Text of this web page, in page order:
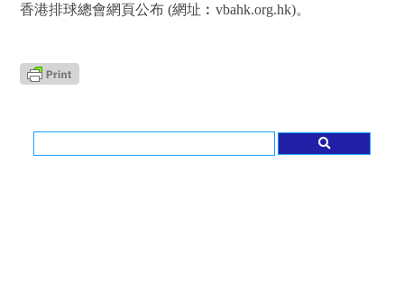
香港排球總會網頁公布 (網址︰vbahk.org.hk)。